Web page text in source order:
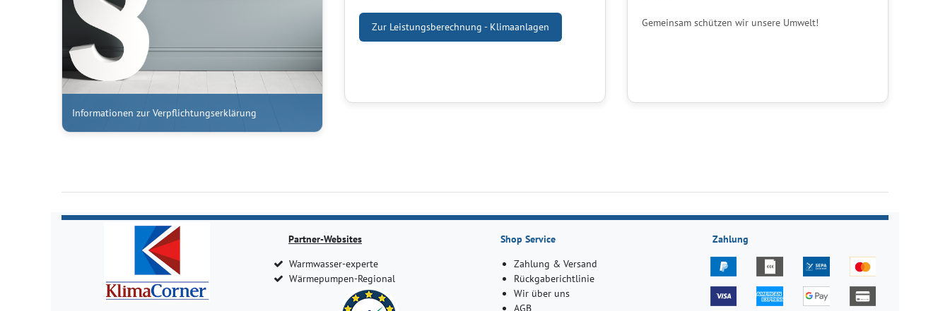
Informationen zur Verpflichtungserklärung
Zur Leistungsberechnung - Klimaanlagen Gemeinsam schützen wir unsere Umwelt!
Partner-Websites
Warmwasser-experte
Wärmepumpen-Regional
Shop Service
Zahlung & Versand
Rückgaberichtlinie
Wir über uns
AGB
Zahlung